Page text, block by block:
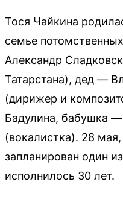
Тося Чайкина
семье
Александр
Татарстана), дед —
(дирижер и
Бадулина, бабушка —
(вокалистка). 28
запланирован один
исполнилось 30 лет.